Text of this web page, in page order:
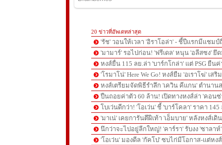
20 ข่าวที่อัพเดทล่าสุด
'รัช' วอนให้เวลา 'อิราโอล่า' - ชี้ปีแรกมีแชมป์
'มามาร์' รอไปก่อน! 'ฟรีเดล' หนุน 'อลีสซง' ยึ
หงส์ยื่น 115 ลย.ล่า 'บาร์กโกล่า' แต่ PSG ยืนค่
'โรมาโน่' Here We Go! หงส์ยืม 'อเราโฆ่' เสริ
หงส์เตรียมจัดพิธีรำลึก 'เควิน คีแกน' ตำนาน
ปืนถอยค่าตัว 60 ล้าน! เปิดทางหงส์ล่า 'คอนซ่
โบเว่นดีกว่า! 'โอเว่น' ชี้ 'บาร์โคลา' ราคา
'มาเน่' เคยการันตีฝีเท้า 'เอ็มบาย' หลังหงส์เดิ
นึกว่าจะไปอยู่ลีกใหญ่! 'คาร์รา' รับงง 'ซาลา
'โอเว่น' มองดีล 'กัคโป' ซบไก่มีโอกาส-แต่ห